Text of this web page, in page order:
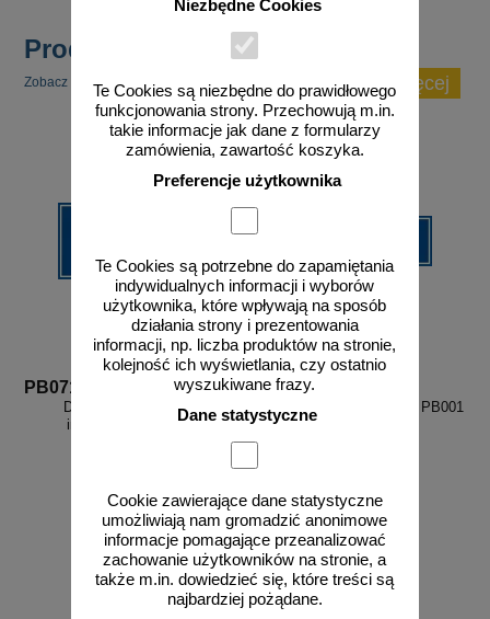
Niezbędne Cookies
Te Cookies są niezbędne do prawidłowego
funkcjonowania strony. Przechowują m.in.
takie informacje jak dane z formularzy
zamówienia, zawartość koszyka.
Preferencje użytkownika
Te Cookies są potrzebne do zapamiętania
indywidualnych informacji i wyborów
użytkownika, które wpływają na sposób
działania strony i prezentowania
informacji, np. liczba produktów na stronie,
kolejność ich wyświetlania, czy ostatnio
wyszukiwane frazy.
Dane statystyczne
Cookie zawierające dane statystyczne
umożliwiają nam gromadzić anonimowe
informacje pomagające przeanalizować
zachowanie użytkowników na stronie, a
także m.in. dowiedzieć się, które treści są
najbardziej pożądane.
Produkty popularne
Zobacz inne popularne produkty w tej kategorii. zobacz więcej
PB071
Do biura w lewo - znak
informacyjny - PB071
od 27,36 zł
22,24 zł netto
do koszyka
PB001
Biuro - znak informacyjny - PB001
od 10,54 zł
8,57 zł netto
do koszyka